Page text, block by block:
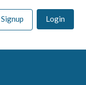
Signup Login